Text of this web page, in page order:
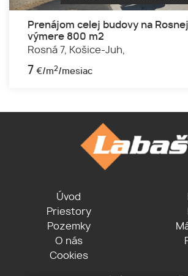
Prenájom celej budovy na
výmere 800 m2
Rosná 7, Košice-Juh,
7 €/m2/mesiac
Úvod
Priestory
Pozemky
O nás
Cookies